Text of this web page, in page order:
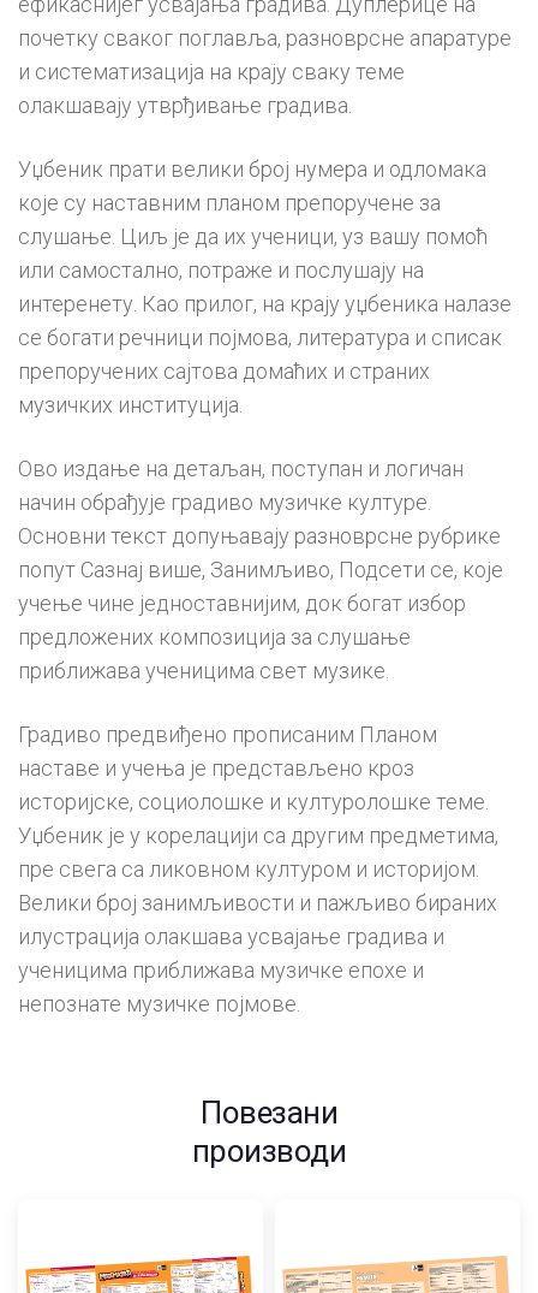
почетку сваког поглавља, разноврсне апаратуре
и систематизација на крају сваку теме
олакшавају утврђивање градива.
Уџбеник прати велики број нумера и одломака
које су наставним планом препоручене за
слушање. Циљ је да их ученици, уз вашу помоћ
или самостално, потраже и послушају на
интеренету. Као прилог, на крају уџбеника налазе
се богати речници појмова, литература и списак
препоручених сајтова домаћих и страних
музичких институција.
Ово издање на детаљан, поступан и логичан
начин обрађује градиво музичке културе.
Основни текст допуњавају разноврсне рубрике
попут Сазнај више, Занимљиво, Подсети се, које
учење чине једноставнијим, док богат избор
предложених композиција за слушање
приближава ученицима свет музике.
Градиво предвиђено прописаним Планом
наставе и учења је представљено кроз
историјске, социолошке и културолошке теме.
Уџбеник је у корелацији са другим предметима,
пре свега са ликовном културом и историјом.
Велики број занимљивости и пажљиво бираних
илустрација олакшава усвајање градива и
ученицима приближава музичке епохе и
непознате музичке појмове.
Повезани
производи